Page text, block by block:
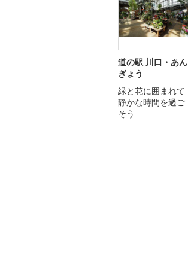
道の駅 川口・あん
ぎょう
緑と花に囲まれて
静かな時間を過ご
そう